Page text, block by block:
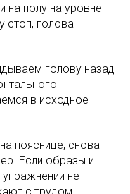
на полу на уровне
стоп, голова
голову назад
в исходное
пояснице, снова
Если образы и
не
с трудом,